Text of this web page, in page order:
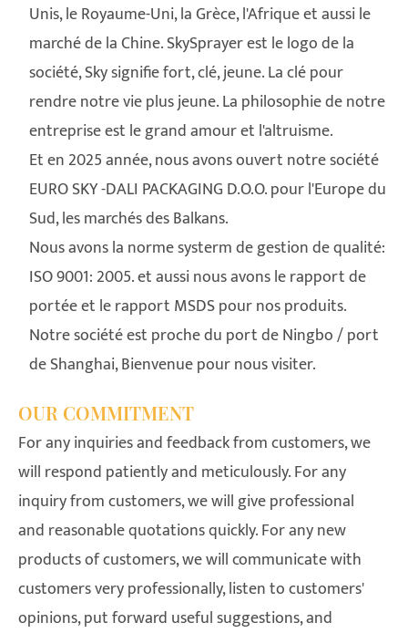
Unis, le Royaume-Uni, la Grèce, l'Afrique et aussi le
marché de la Chine. SkySprayer est le logo de la
société, Sky signifie fort, clé, jeune. La clé pour
rendre notre vie plus jeune. La philosophie de notre
entreprise est le grand amour et l'altruisme.
Et en 2025 année, nous avons ouvert notre société
EURO SKY -DALI PACKAGING D.O.O. pour l'Europe du
Sud, les marchés des Balkans.
Nous avons la norme systerm de gestion de qualité:
ISO 9001: 2005. et aussi nous avons le rapport de
portée et le rapport MSDS pour nos produits.
Notre société est proche du port de Ningbo / port
de Shanghai, Bienvenue pour nous visiter.
OUR COMMITMENT
For any inquiries and feedback from customers, we
will respond patiently and meticulously. For any
inquiry from customers, we will give professional
and reasonable quotations quickly. For any new
products of customers, we will communicate with
customers very professionally, listen to customers'
opinions, put forward useful suggestions, and